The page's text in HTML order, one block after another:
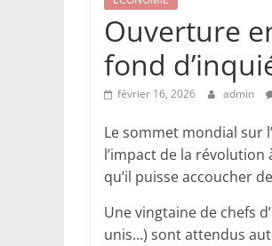
Ouverture
fond
février 16, 2026 admin
Le sommet mondial sur
l’impact de la
qu’il puisse accoucher
Une vingtaine de chefs
unis…) sont attendus